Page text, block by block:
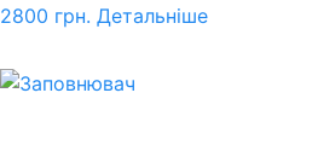
2800 грн. Детальніше